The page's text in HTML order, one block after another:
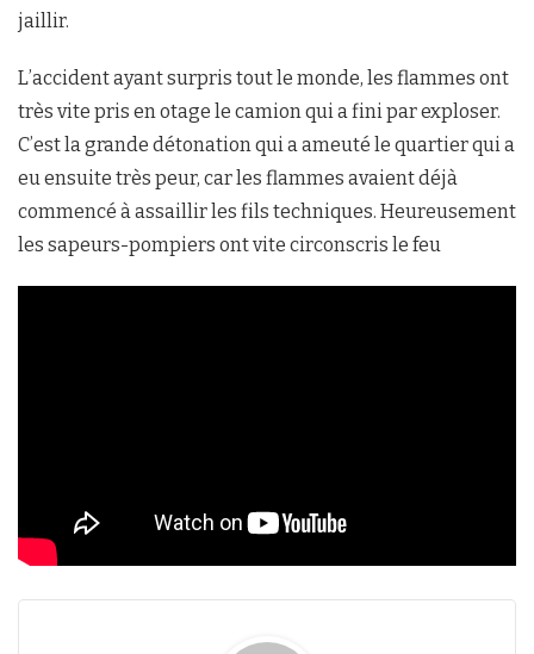
jaillir.
L’accident ayant surpris tout le monde, les flammes ont
très vite pris en otage le camion qui a fini par exploser.
C’est la grande détonation qui a ameuté le quartier qui a
eu ensuite très peur, car les flammes avaient déjà
commencé à assaillir les fils techniques. Heureusement
les sapeurs-pompiers ont vite circonscris le feu